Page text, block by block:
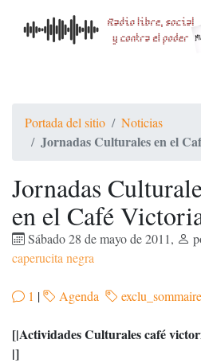
Portada del sitio Noticias
Jornadas Culturales en el
Jornadas
en el Café
Sábado 28 de mayo de 2011,
caperucita negra
1 | Agenda exclu_sommaire
[|Actividades Culturales café
|]